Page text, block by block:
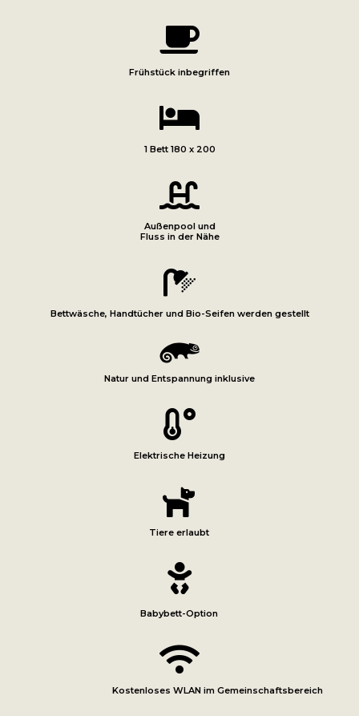

Frühstück inbegriffen

1 Bett 180 x 200

Außenpool und
Fluss in der Nähe

Bettwäsche, Handtücher und Bio-Seifen werden gestellt

Natur und Entspannung inklusive

Elektrische Heizung

Tiere erlaubt

Babybett-Option

Kostenloses WLAN im Gemeinschaftsbereich